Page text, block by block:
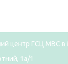
центр ГСЦ МВС в
1а/1